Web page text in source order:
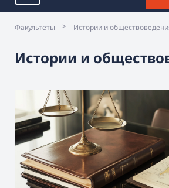
Факультеты > Истории и
Истории и